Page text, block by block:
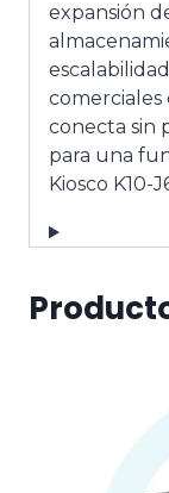
expansión
comerciales
conecta sin
para una
Kiosco K10-